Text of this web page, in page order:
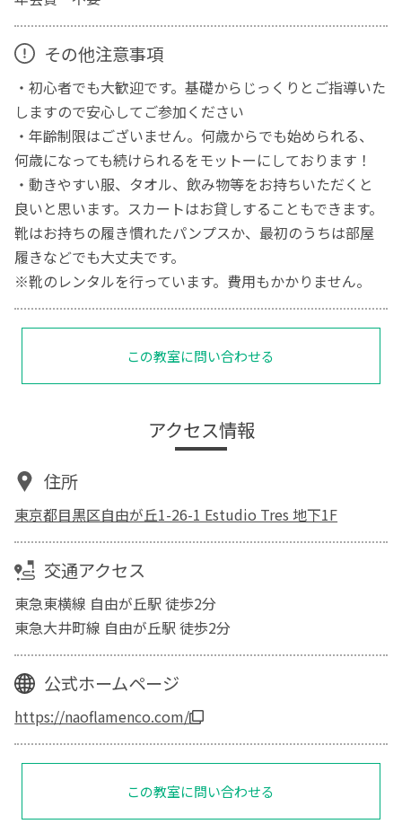
その他注意事項
・初心者でも大歓迎です。基礎からじっくりとご指導いた
しますので安心してご参加ください
・年齢制限はございません。何歳からでも始められる、
何歳になっても続けられるをモットーにしております！
・動きやすい服、タオル、飲み物等をお持ちいただくと
良いと思います。スカートはお貸しすることもできます。
靴はお持ちの履き慣れたパンプスか、最初のうちは部屋
履きなどでも大丈夫です。
※靴のレンタルを行っています。費用もかかりません。
この教室に問い合わせる
アクセス情報
住所
東京都目黒区自由が丘1-26-1 Estudio Tres 地下1F
交通アクセス
東急東横線 自由が丘駅 徒歩2分
東急大井町線 自由が丘駅 徒歩2分
公式ホームページ
https://naoflamenco.com/
この教室に問い合わせる